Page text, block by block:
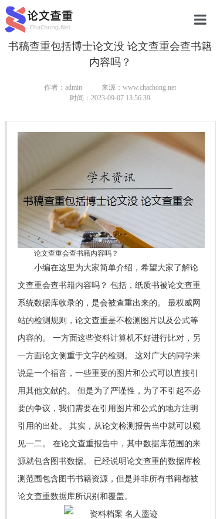
网站首页
本科论文
研究生论
博士论文
书稿查重包括博士论文没 论文查重会查书籍
内容吗？
作者：admin
来源：www.chachong.net
时间：2023-09-07 13:56:39
论文查重会查书籍内容吗？
小编在这里为大家简单介绍，希望大家了解论
文查重会查书籍内容吗？ 包括，纸质书被论文查重
系统数据库收录的，是会被查重出来的。 最权威网
站的检测规则，论文查重是不检测图片以及公式等
内容的。 一方面这些资料计算机不好进行比对，另
一方面论文侧重于文字的检测。 这对广大的同学来
说是一个福音，一些重要的图片和公式可以直接引
用其他文献的。 但是为了严谨性，为了不引起不必
要的争议，我们需要在引用图片和公式的地方注明
引用的出处。 其实，从论文检测报告当中就可以窥
见一二。 在论文查重报告中，其中数据库范围的来
源就包含图书数据。 已经说明论文查重的数据库检
测范围包含图书书籍资源，但是并非所有书籍都被
论文查重数据库所识别和覆盖。